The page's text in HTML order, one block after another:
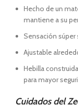
Hecho de un
mantiene a su
Sensación súper
Ajustable
Hebilla
para mayor
Cuidados del